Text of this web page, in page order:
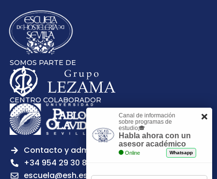
SOMOS PARTE DE
CENTRO COLABORADOR
Contacto y admisiones
+34 954 29 30 81
escuela@esh.es
Canal de información
sobre programas de
estudio🎓
Habla ahora con un
asesor académico
Online Whatsapp